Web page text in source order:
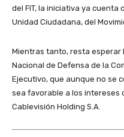
del FIT, la iniciativa ya cuenta
Unidad Ciudadana, del
Mientras tanto, resta esperar
Nacional de Defensa de la
Ejecutivo, que aunque no se
sea favorable a los intereses
Cablevisión Holding S.A.